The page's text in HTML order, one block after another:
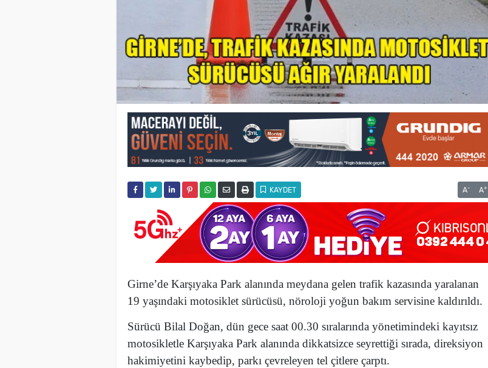
KAYDET A- A+
Girne’de Karşıyaka Park alanında meydana gelen trafik kazasında yaralanan
19 yaşındaki motosiklet sürücüsü, nöroloji yoğun bakım servisine kaldırıldı.
Sürücü Bilal Doğan, dün gece saat 00.30 sıralarında yönetimindeki kayıtsız
motosikletle Karşıyaka Park alanında dikkatsizce seyrettiği sırada, direksiyon
hakimiyetini kaybedip, parkı çevreleyen tel çitlere çarptı.